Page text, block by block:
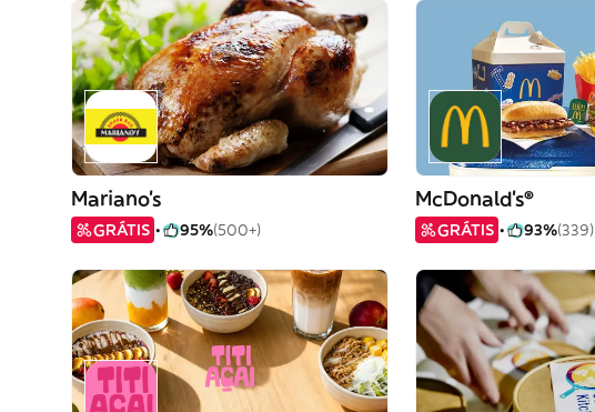
Mariano's
GRÁTIS 95%(500+)
McDonald's®
GRÁTIS 93%(339)